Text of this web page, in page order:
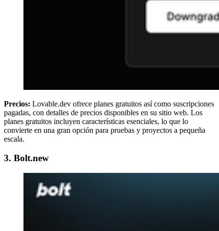
Precios: Lovable.dev ofrece planes gratuitos así como suscripciones
pagadas, con detalles de precios disponibles en su sitio web. Los
planes gratuitos incluyen características esenciales, lo que lo
convierte en una gran opción para pruebas y proyectos a pequeña
escala.
3. Bolt.new